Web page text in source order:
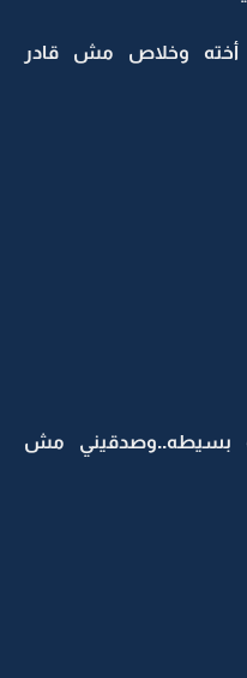
أخته وخلاص مش قادر
بسيطه..وصدقيني مش